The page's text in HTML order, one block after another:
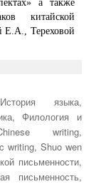
а также
китайской
Е.А., Тереховой
История языка,
,Филология и
writing,
writing, Shuo wen
письменности,
письменность,